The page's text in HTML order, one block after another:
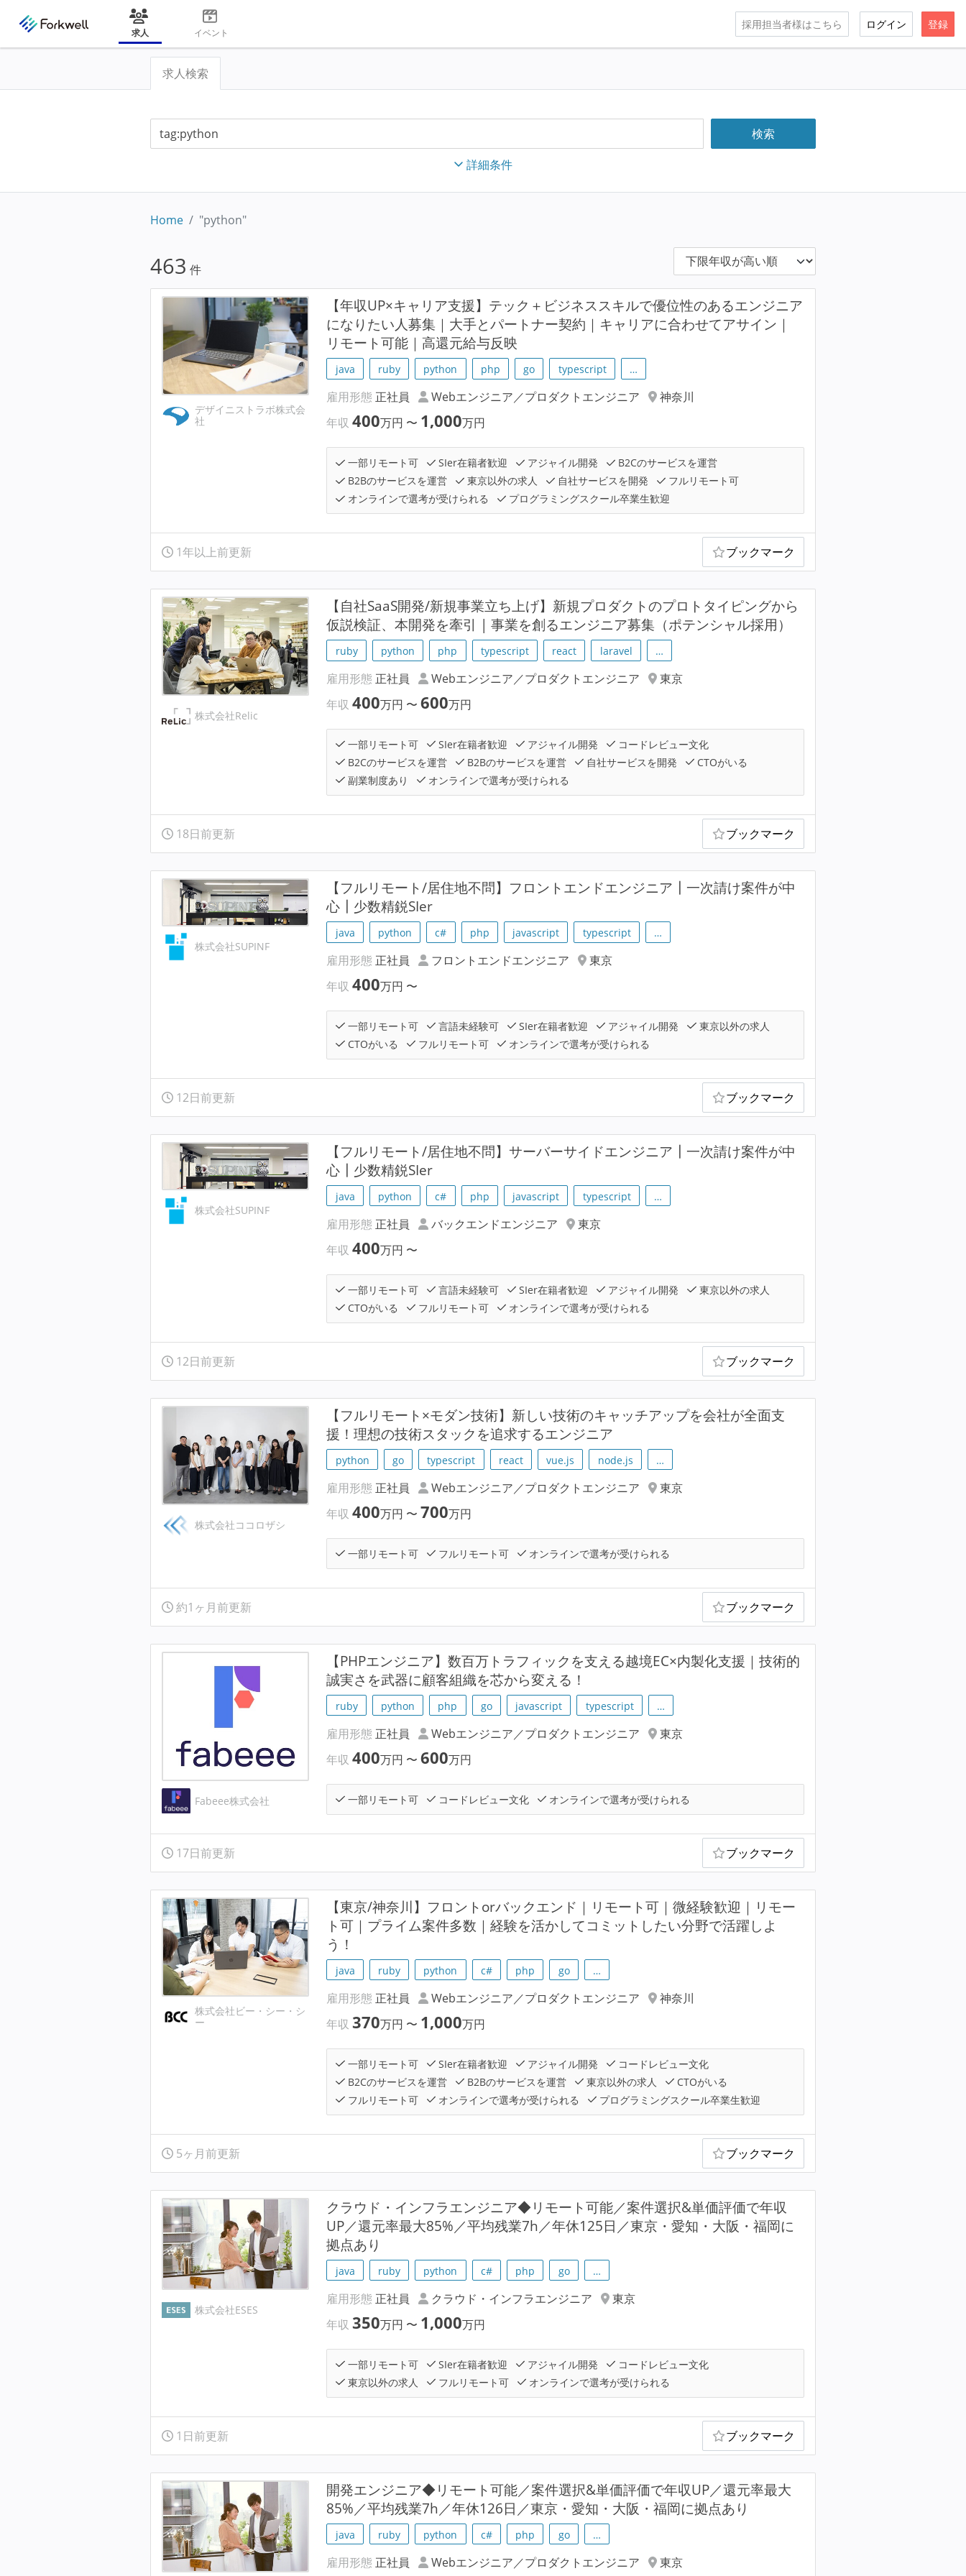
求人 イベント
採用担当者様はこちら ログイン 登録
求人検索
詳細条件
Home "python"
463 件
デザイニストラボ株式会
社
【年収UP×キャリア支援】テック＋ビジネススキルで優位性のあるエンジニア
になりたい人募集｜大手とパートナー契約｜キャリアに合わせてアサイン｜
リモート可能｜高還元給与反映
java ruby python php go typescript …
雇用形態 正社員 Webエンジニア／プロダクトエンジニア
神奈川
年収400万円 〜 1,000万円
一部リモート可 SIer在籍者歓迎 アジャイル開発
B2Cのサービスを運営
B2Bのサービスを運営
東京以外の求人 自社サービスを開発
フルリモート可
オンラインで選考が受けられる
プログラミングスクール卒業生歓迎
1年以上前更新 ブックマーク
株式会社Relic
【自社SaaS開発/新規事業立ち上げ】新規プロダクトのプロトタイピングから
仮説検証、本開発を牽引 | 事業を創るエンジニア募集（ポテンシャル採用）
ruby python php typescript react laravel …
雇用形態 正社員 Webエンジニア／プロダクトエンジニア
東京
年収400万円 〜600万円
一部リモート可 SIer在籍者歓迎 アジャイル開発
コードレビュー文化
B2Cのサービスを運営
B2Bのサービスを運営 自社サービスを開発
CTOがいる
副業制度あり
オンラインで選考が受けられる
18日前更新 ブックマーク
株式会社SUPINF
【フルリモート/居住地不問】フロントエンドエンジニア┃一次請け案件が中
心┃少数精鋭SIer
java python c# php javascript typescript …
雇用形態 正社員 フロントエンドエンジニア
東京
年収400万円 〜
一部リモート可 言語未経験可 SIer在籍者歓迎 アジャイル開発
東京以外の求人
CTOがいる
フルリモート可 オンラインで選考が受けられる
12日前更新 ブックマーク
株式会社SUPINF
【フルリモート/居住地不問】サーバーサイドエンジニア┃一次請け案件が中
心┃少数精鋭SIer
java python c# php javascript typescript …
雇用形態 正社員 バックエンドエンジニア
東京
年収400万円 〜
一部リモート可 言語未経験可 SIer在籍者歓迎 アジャイル開発
東京以外の求人
CTOがいる
フルリモート可 オンラインで選考が受けられる
12日前更新 ブックマーク
株式会社ココロザシ
【フルリモート×モダン技術】新しい技術のキャッチアップを会社が全面支
援！理想の技術スタックを追求するエンジニア
python go typescript react vue.js node.js …
雇用形態 正社員 Webエンジニア／プロダクトエンジニア
東京
年収400万円 〜700万円
一部リモート可 フルリモート可 オンラインで選考が受けられる
約1ヶ月前更新 ブックマーク
Fabeee株式会社
【PHPエンジニア】数百万トラフィックを支える越境EC×内製化支援｜技術的
誠実さを武器に顧客組織を芯から変える！
ruby python php go javascript typescript …
雇用形態 正社員 Webエンジニア／プロダクトエンジニア
東京
年収400万円 〜600万円
一部リモート可 コードレビュー文化 オンラインで選考が受けられる
17日前更新 ブックマーク
株式会社ビー・シー・シ
ー
【東京/神奈川】フロントorバックエンド｜リモート可｜微経験歓迎｜リモー
ト可｜プライム案件多数｜経験を活かしてコミットしたい分野で活躍しよ
う！
java ruby python c# php go …
雇用形態 正社員 Webエンジニア／プロダクトエンジニア
神奈川
年収370万円 〜 1,000万円
一部リモート可 SIer在籍者歓迎 アジャイル開発
コードレビュー文化
B2Cのサービスを運営
B2Bのサービスを運営 東京以外の求人
CTOがいる
フルリモート可
オンラインで選考が受けられる プログラミングスクール卒業生歓迎
5ヶ月前更新 ブックマーク
株式会社ESES
クラウド・インフラエンジニア◆リモート可能／案件選択&単価評価で年収
UP／還元率最大85%／平均残業7h／年休125日／東京・愛知・大阪・福岡に
拠点あり
java ruby python c# php go …
雇用形態 正社員 クラウド・インフラエンジニア
東京
年収350万円 〜 1,000万円
一部リモート可 SIer在籍者歓迎 アジャイル開発
コードレビュー文化
東京以外の求人
フルリモート可 オンラインで選考が受けられる
1日前更新 ブックマーク
開発エンジニア◆リモート可能／案件選択&単価評価で年収UP／還元率最大
85%／平均残業7h／年休126日／東京・愛知・大阪・福岡に拠点あり
java ruby python c# php go …
雇用形態 正社員 Webエンジニア／プロダクトエンジニア 東京